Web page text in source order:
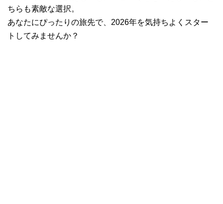
ちらも素敵な選択。
あなたにぴったりの旅先で、2026年を気持ちよくスター
トしてみませんか？